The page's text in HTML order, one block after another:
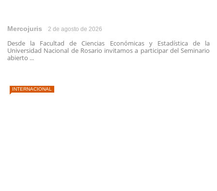
Mercojuris 2 de agosto de 2026
Desde la Facultad de Ciencias Económicas y Estadística de la
Universidad Nacional de Rosario invitamos a participar del Seminario
abierto ...
INTERNACIONAL